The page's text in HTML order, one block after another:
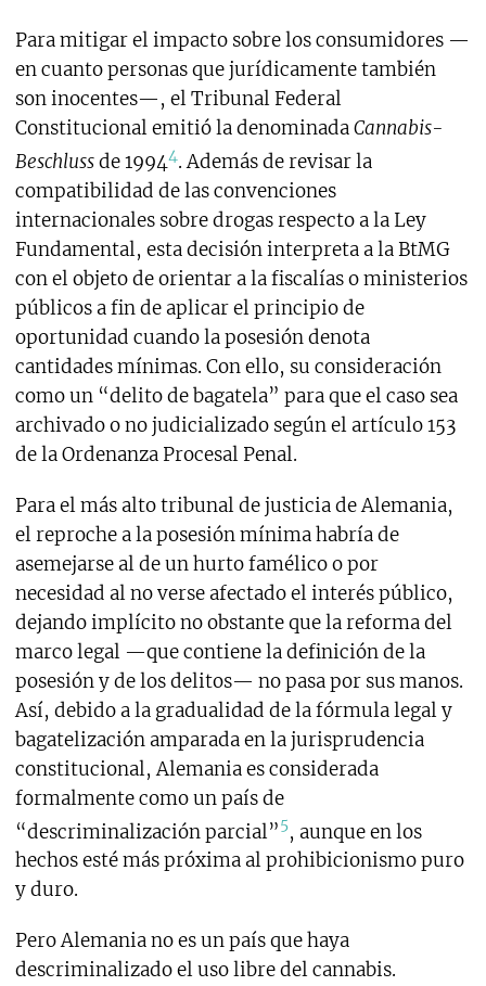
Para mitigar el impacto sobre los consumidores —
en cuanto personas que jurídicamente también
son inocentes—, el Tribunal Federal
Constitucional emitió la denominadaCannabis-
Beschlussde 19944. Además de revisar la
compatibilidad de las convenciones
internacionales sobre drogas respecto a la Ley
Fundamental, esta decisión interpreta a la BtMG
con el objeto de orientar a la fiscalías o ministerios
públicos a fin de aplicar el principio de
oportunidad cuando la posesión denota
cantidades mínimas. Con ello, su consideración
como un “delito de bagatela” para que el caso sea
archivado o no judicializado según el artículo 153
de la Ordenanza Procesal Penal.
Para el más alto tribunal de justicia de Alemania,
el reproche a la posesión mínima habría de
asemejarse al de un hurto famélico o por
necesidad al no verse afectado el interés público,
dejando implícito no obstante que la reforma del
marco legal —que contiene la definición de la
posesión y de los delitos— no pasa por sus manos.
Así, debido a la gradualidad de la fórmula legal y
bagatelización amparada en la jurisprudencia
constitucional, Alemania es considerada
formalmente como un país de
“descriminalización parcial”5, aunque en los
hechos esté más próxima al prohibicionismo puro
y duro.
Pero Alemania no es un país que haya
descriminalizado el uso libre del cannabis.